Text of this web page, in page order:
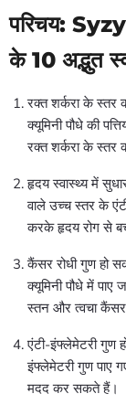
परिचय:
के 10 अद्भुत
रक्त शर्करा के स्तर
क्यूमिनी पौधे की
रक्त शर्करा के
हृदय स्वास्थ्य में
वाले उच्च स्तर के
करके हृदय रोग से
कैंसर रोधी गुण हो
क्यूमिनी पौधे में
स्तन और त्वचा
एंटी-इंफ्लेमेटरी गुण
इंफ्लेमेटरी गुण पाए
मदद कर सकते हैं।